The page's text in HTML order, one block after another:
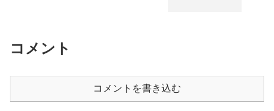
コメント
コメントを書き込む